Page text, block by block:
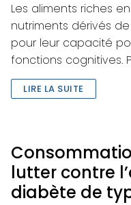
Les aliments riches
nutriments dérivés
pour leur capacité
fonctions cognitives.
LIRE LA SUITE
lutter contre
diabète de